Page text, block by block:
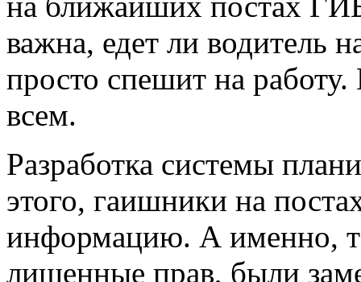
важна, едет ли водитель
просто спешит на
всем.
Разработка системы
этого, гаишники на
информацию. А именно,
лишенные прав, были